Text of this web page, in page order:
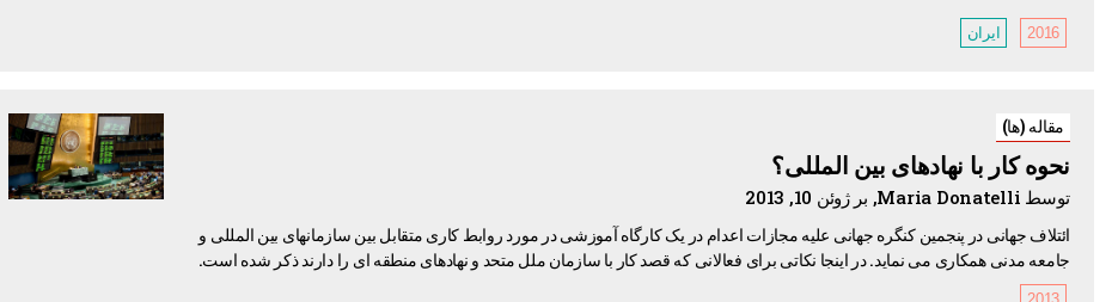
2016 ایران
مقاله (ها)
نحوه کار با نهادهای بین المللی؟
توسط Maria Donatelli, بر ژوئن 10, 2013
ائتلاف جهانی در پنجمین کنگره جهانی علیه مجازات اعدام در یک کارگاه آموزشی در مورد روابط کاری متقابل بین سازمانهای بین المللی و
جامعه مدنی همکاری می نماید. در اینجا نکاتی برای فعالانی که قصد کار با سازمان ملل متحد و نهادهای منطقه ای را دارند ذکر شده است.